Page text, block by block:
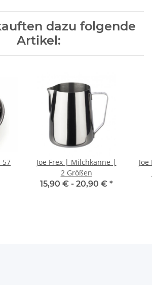
dazu folgende
Artikel:
Joe Frex | Milchkanne |
2 Größen
15,90 € - 20,90 € *
Joe